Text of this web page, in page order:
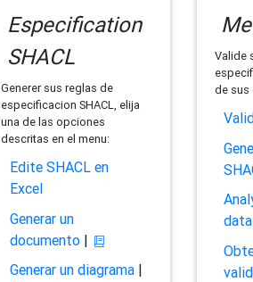
Especification
SHACL
Generer sus reglas de
especificacion SHACL, elija
una de las opciones
descritas en el menu:
Edite SHACL en
Excel
Generar un
documento|
Generar un diagrama|
Valide
de sus